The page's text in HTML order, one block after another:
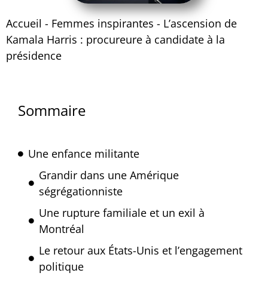
Accueil - Femmes inspirantes - L’ascension de
Kamala Harris : procureure à candidate à la
présidence
Sommaire
Une enfance militante
Grandir dans une Amérique
ségrégationniste
Une rupture familiale et un exil à
Montréal
Le retour aux États-Unis et l’engagement
politique